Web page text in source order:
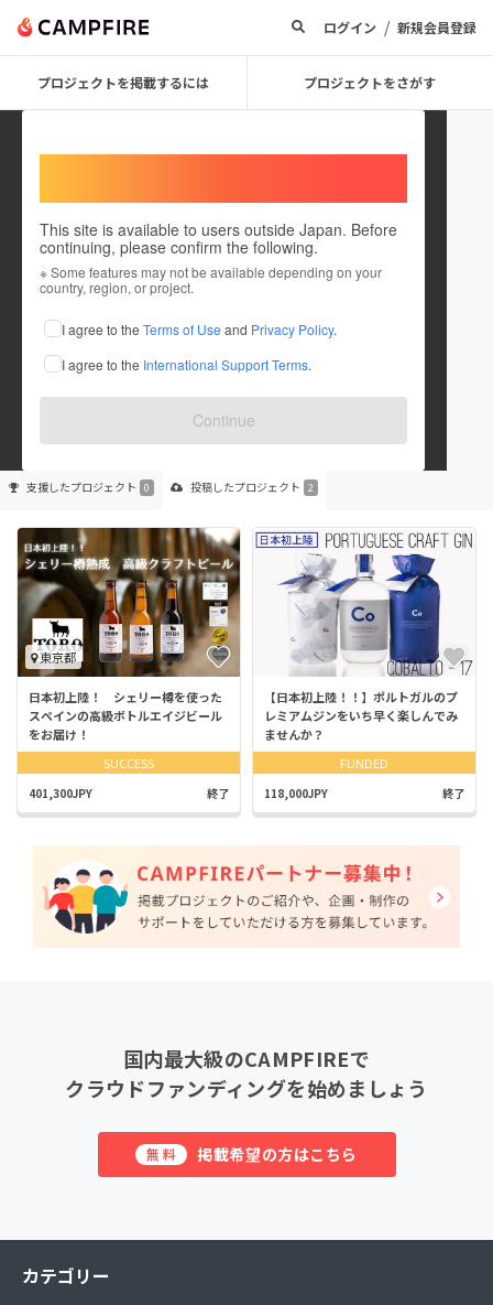
ログイン / 新規会員登録
プロジェクトを掲載するには プロジェクトをさがす
This site is available to users outside Japan. Before
continuing, please confirm the following.
※ Some features may not be available depending on your
country, region, or project.
I agree to the Terms of Use and Privacy Policy.
I agree to the International Support Terms.
Continue
Felicidade0602
これまでに2件のプロジェクトを投稿しています
在住国：未設定
出身国：未設定
支援したプロジェクト 0 投稿したプロジェクト 2
東京都
日本初上陸！ シェリー樽を使った
スペインの高級ボトルエイジビール
をお届け！
SUCCESS
401,300JPY 終了
【日本初上陸！！】ポルトガルのプ
レミアムジンをいち早く楽しんでみ
ませんか？
FUNDED
118,000JPY 終了
国内最大級のCAMPFIREで
クラウドファンディングを始めましょう
無料 掲載希望の方はこちら
カテゴリー